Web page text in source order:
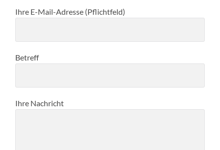
Ihre E-Mail-Adresse (Pflichtfeld)
Betreff
Ihre Nachricht